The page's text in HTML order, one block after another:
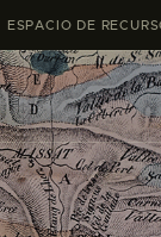
ESPACIO DE